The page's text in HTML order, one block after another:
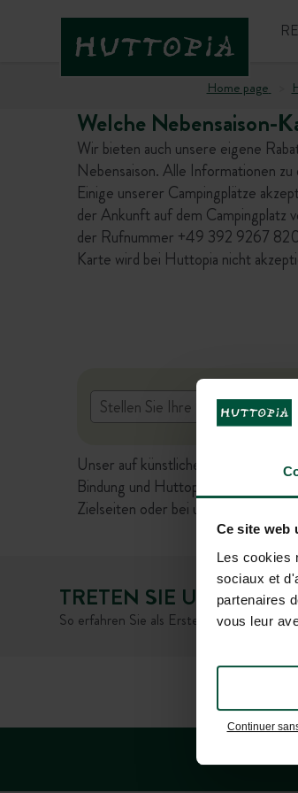
Ce site web
Les cookies
sociaux et
partenaires
vous leur
Continuer
Home page
Welche Nebensaison-
Wir bieten auch unsere eigene
Nebensaison. Alle Informationen
Einige unserer Campingplätze
der Ankunft auf dem Campingplatz
der Rufnummer +49 392 9267
Karte wird bei Huttopia nicht
Unser auf künstlicher Intelligenz
Bindung und Huttopia übernimmt
Zielseiten oder bei unserem
TRETEN SIE UNSERER
So erfahren Sie als Erster von den
HÄUFIG